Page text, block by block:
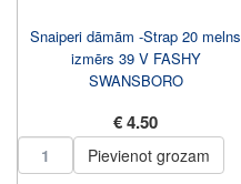
Snaiperi dāmām -Strap 20 melns
izmērs 39 V FASHY
SWANSBORO
€ 4.50
Pievienot grozam